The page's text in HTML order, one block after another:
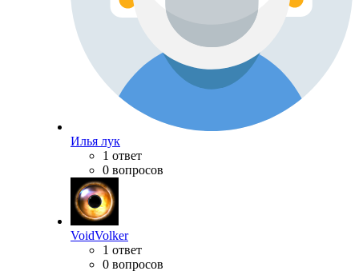
Илья лук
1 ответ
0 вопросов
VoidVolker
1 ответ
0 вопросов